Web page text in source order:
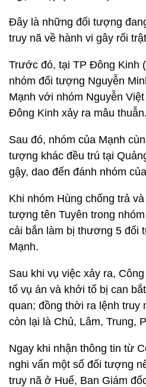
Đây là những đối tượng
truy nã về hành vi gây rối
Trước đó, tại TP Đông Kinh
nhóm đối tượng Nguyễn
Mạnh với nhóm Nguyễn
Đông Kinh xảy ra mâu thuẫn.
Sau đó, nhóm của Mạnh
tượng khác đều trú tại
gậy, dao đến đánh nhóm
Khi nhóm Hùng chống trả
tượng tên Tuyên trong
cải bắn làm bị thương 5 đối
Mạnh.
Sau khi vụ việc xảy ra,
tố vụ án và khởi tố bị can
quan; đồng thời ra lệnh truy
còn lại là Chủ, Lâm, Trung,
Ngay khi nhận thông tin từ
nghi vấn một số đối tượng
truy nã ở Huế, Ban Giám